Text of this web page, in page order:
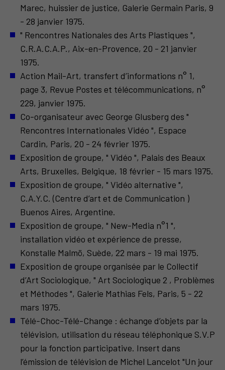
Marec, huissier de justice, Galerie Germain Paris, 9
- 28 janvier 1975.
" Rencontres Nationales des Arts Plastiques ",
C.R.A.C.A.P., Aix-en-Provence, 20 - 21 janvier
1975.
Action Mail-Art, transfert d’informations n° 1,
page 3, Revue Postes et télécommunications, n°
229, janvier 1975.
Co-organisateur avec George Glusberg des "
Rencontres Internationales Vidéo ", Espace
Cardin, Paris, 20 - 24 février 1975.
Exposition de groupe, " Vidéo ", Palais des Beaux
Arts, Bruxelles, Belgique, 18 février - 15 mars 1975.
Exposition de groupe, " Vidéo alternative ",
C.A.Y.C. (Centre d’art et de Communication )
Buenos Aires, Argentine.
Exposition de groupe, " New-Media n°1 ",
installation vidéo et expérience de presse,
Konstalle Malmö, Suède, 22 mars - 19 mai 1975.
Exposition de groupe organisée par le Collectif
d’Art Sociologique, " Art Sociologique 2 , Problèmes
et Méthodes ", Galerie Mathias Fels, Paris, 5 - 22
mars 1975.
Télé-Choc-Télé-Change : échange d’objets par la
télévision, utilisation du réseau téléphonique S.V.P
pour la fonction participative. Insert dans
l’émission de télévision de Michel Lancelot "Un jour